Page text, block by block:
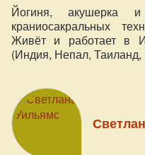
Йогиня, акушерка и
краниосакральных
Живёт и работает в
(Индия, Непал,